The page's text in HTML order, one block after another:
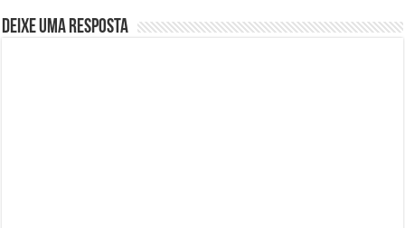
Deixe uma resposta